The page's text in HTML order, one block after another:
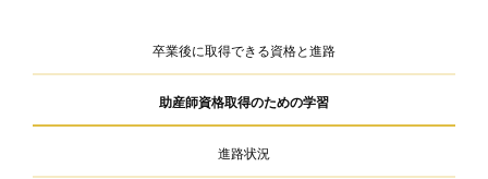
卒業後に取得できる資格と進路
助産師資格取得のための学習
進路状況